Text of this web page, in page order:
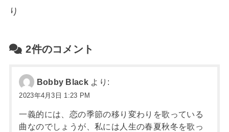
り
2件のコメント
Bobby Black より:
2023年4月3日 1:23 PM
一義的には、恋の季節の移り変わりを歌っている
曲なのでしょうが、私には人生の春夏秋冬を歌っ